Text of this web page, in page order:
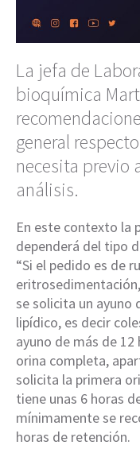
La jefa de
bioquímica
general
necesita previo
análisis.
En este contexto la
dependerá del tipo
“Si el pedido es de
se solicita un ayuno
lipídico, es decir
ayuno de más de
orina completa,
solicita la primera
tiene unas 6 horas
mínimamente se
horas de retención.